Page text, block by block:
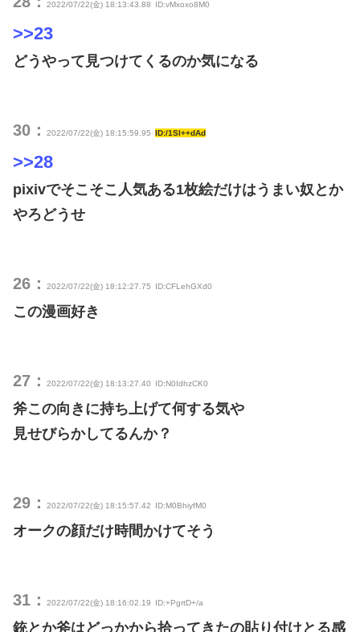
2022/07/22(金) 18:13:43.88 ID:vMxoxo8M0
>>23
どうやって見つけてくるのか気になる
30： 2022/07/22(金) 18:15:59.95 ID:/1Sl++dAd
>>28
pixivでそこそこ人気ある1枚絵だけはうまい奴とか
やろどうせ
26： 2022/07/22(金) 18:12:27.75 ID:CFLehGXd0
この漫画好き
27： 2022/07/22(金) 18:13:27.40 ID:N0IdhzCK0
斧この向きに持ち上げて何する気や
見せびらかしてるんか？
29： 2022/07/22(金) 18:15:57.42 ID:M0BhiyfM0
オークの顔だけ時間かけてそう
31： 2022/07/22(金) 18:16:02.19 ID:+PgrtD+/a
銃とか斧はどっかから拾ってきたの貼り付けとる感